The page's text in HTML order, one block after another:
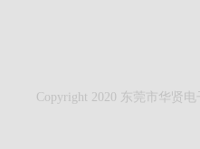
Copyright 2020 东莞市华贤